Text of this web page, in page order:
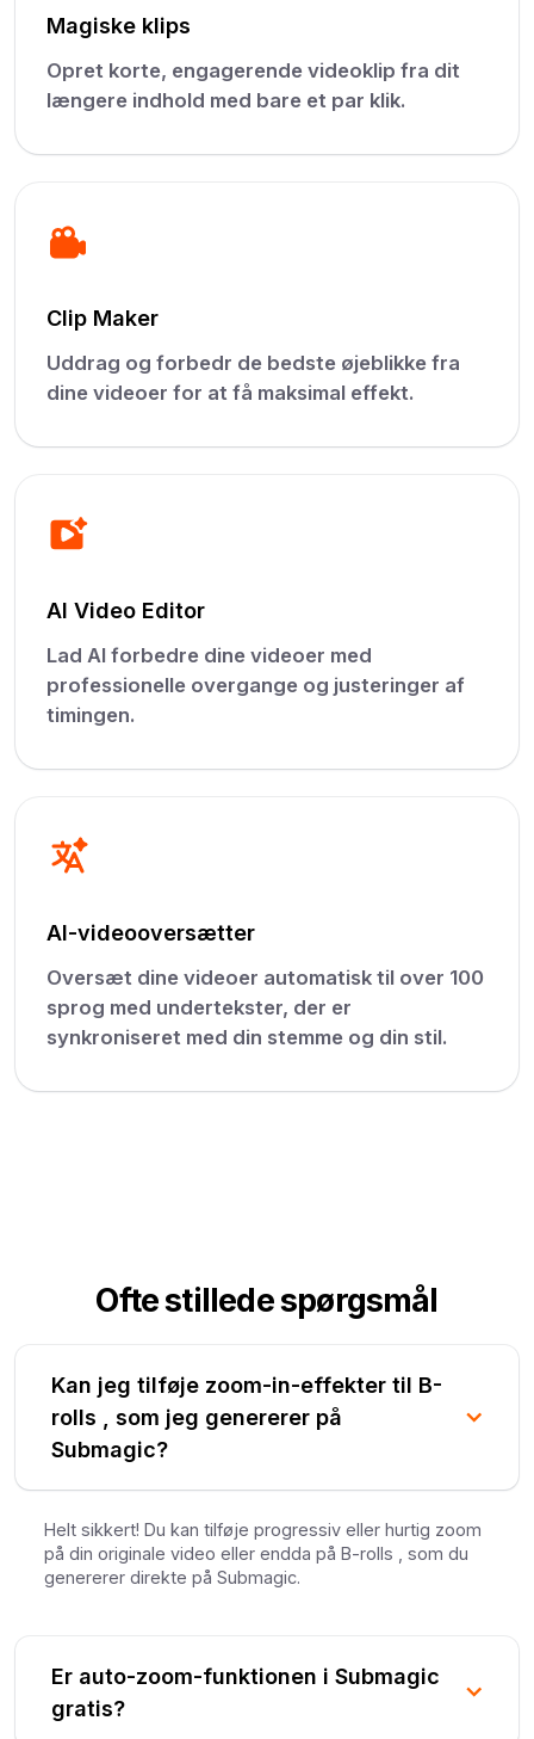
Magiske klips
Opret korte, engagerende videoklip fra dit
længere indhold med bare et par klik.
Clip Maker
Uddrag og forbedr de bedste øjeblikke fra
dine videoer for at få maksimal effekt.
AI Video Editor
Lad AI forbedre dine videoer med
professionelle overgange og justeringer af
timingen.
AI-videooversætter
Oversæt dine videoer automatisk til over 100
sprog med undertekster, der er
synkroniseret med din stemme og din stil.
Ofte stillede spørgsmål
Kan jeg tilføje zoom-in-effekter til B-
rolls , som jeg genererer på
Submagic?
Helt sikkert! Du kan tilføje progressiv eller hurtig zoom
på din originale video eller endda på B-rolls , som du
genererer direkte på Submagic.
Er auto-zoom-funktionen i Submagic
gratis?